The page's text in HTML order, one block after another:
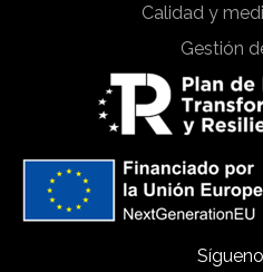
Calidad y
Gestión